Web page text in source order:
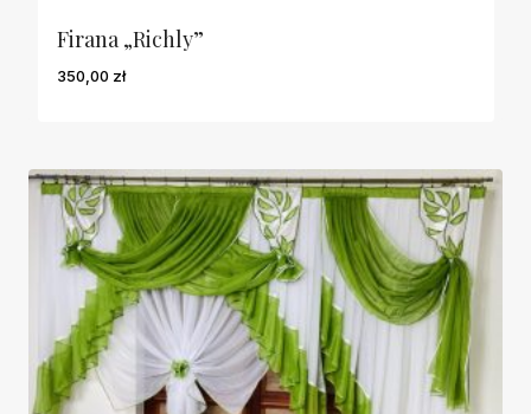
Firana „Richly”
350,00 zł